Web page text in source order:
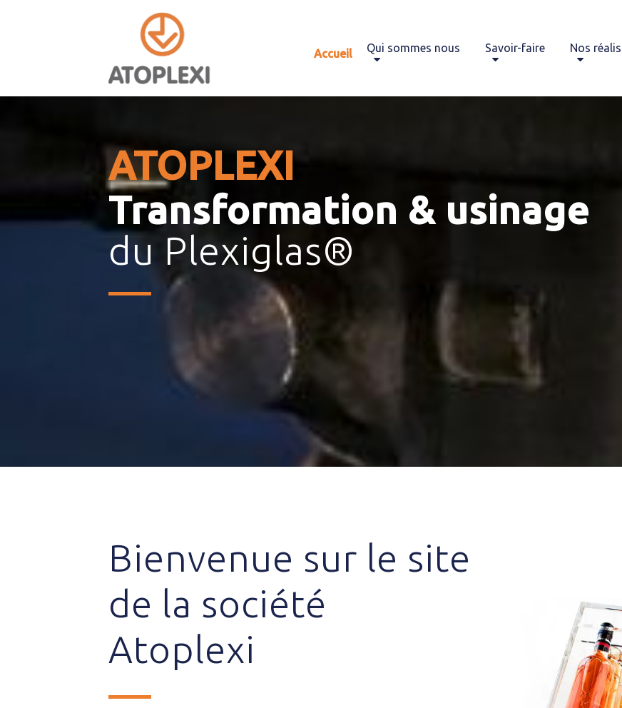
Accueil Qui sommes nous Savoir-faire Nos
ATOPLEXI
Transformation & usinage
du Plexiglas®
Bienvenue sur le site
de la société
Atoplexi